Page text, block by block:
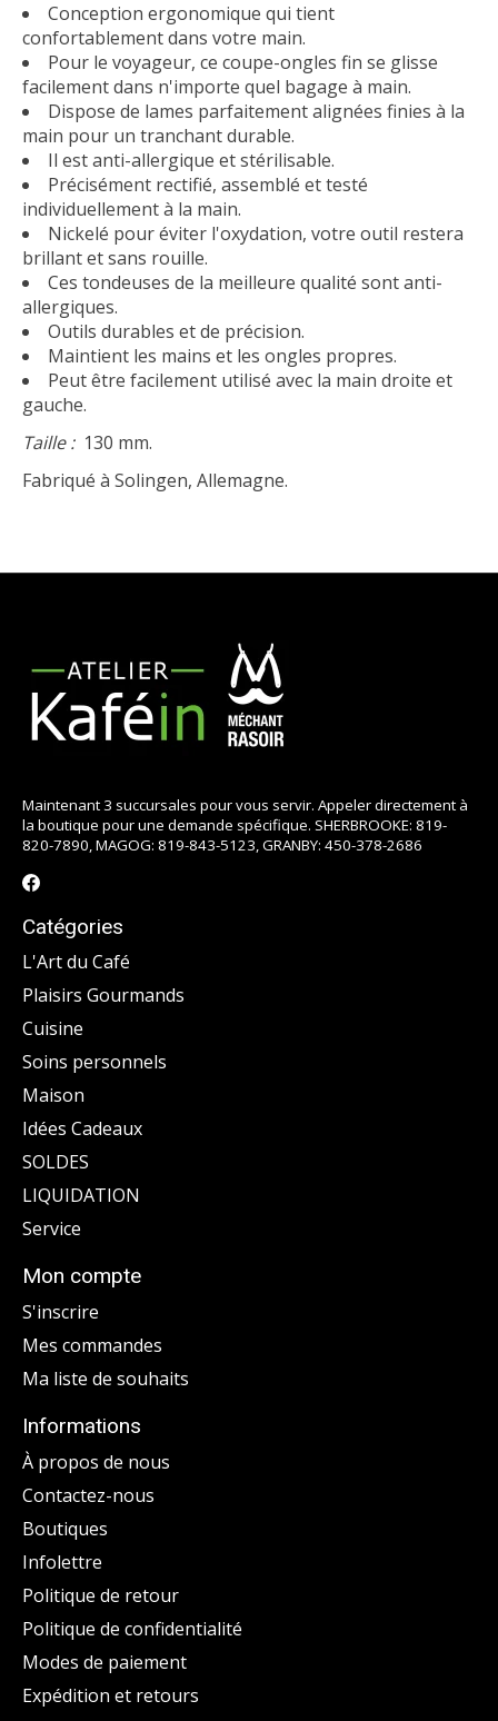
Conception ergonomique qui tient
confortablement dans votre main.
Pour le voyageur, ce coupe-ongles fin se glisse
facilement dans n'importe quel bagage à main.
Dispose de lames parfaitement alignées finies à la
main pour un tranchant durable.
Il est anti-allergique et stérilisable.
Précisément rectifié, assemblé et testé
individuellement à la main.
Nickelé pour éviter l'oxydation, votre outil restera
brillant et sans rouille.
Ces tondeuses de la meilleure qualité sont anti-
allergiques.
Outils durables et de précision.
Maintient les mains et les ongles propres.
Peut être facilement utilisé avec la main droite et
gauche.
Taille :130 mm.
Fabriqué à Solingen, Allemagne.
Maintenant 3 succursales pour vous servir. Appeler directement à
la boutique pour une demande spécifique. SHERBROOKE: 819-
820-7890, MAGOG: 819-843-5123, GRANBY: 450-378-2686
Catégories
L'Art du Café
Plaisirs Gourmands
Cuisine
Soins personnels
Maison
Idées Cadeaux
SOLDES
LIQUIDATION
Service
Mon compte
S'inscrire
Mes commandes
Ma liste de souhaits
Informations
À propos de nous
Contactez-nous
Boutiques
Infolettre
Politique de retour
Politique de confidentialité
Modes de paiement
Expédition et retours